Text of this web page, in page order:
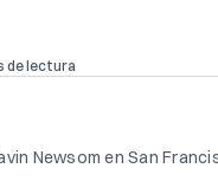
de lectura
Newsom en San